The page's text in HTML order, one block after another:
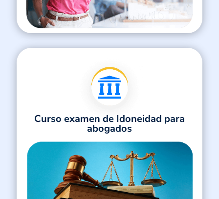
Curso examen de Idoneidad para
abogados